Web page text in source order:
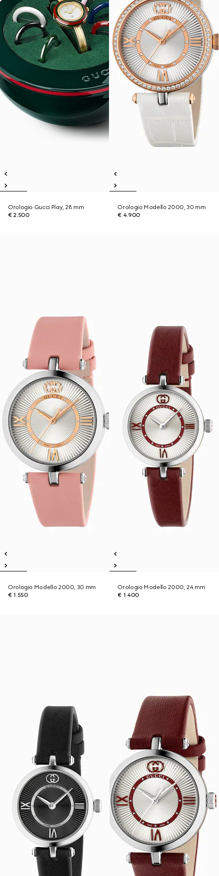
Orologio Gucci Play, 28 mm
€ 2.500
Orologio Modello 2000, 30 mm
€ 4.900
Orologio Modello 2000, 30 mm
€ 1.550
Orologio Modello 2000, 24 mm
€ 1.400